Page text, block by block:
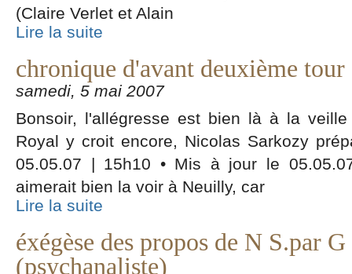
(Claire Verlet et Alain
Lire la suite
chronique d'avant deuxième
samedi, 5 mai 2007
Bonsoir, l'allégresse est bien là à la
Royal y croit encore, Nicolas Sarkozy
05.05.07 | 15h10 • Mis à jour le
aimerait bien la voir à Neuilly, car
Lire la suite
éxégèse des propos de N S.par
(psychanaliste)